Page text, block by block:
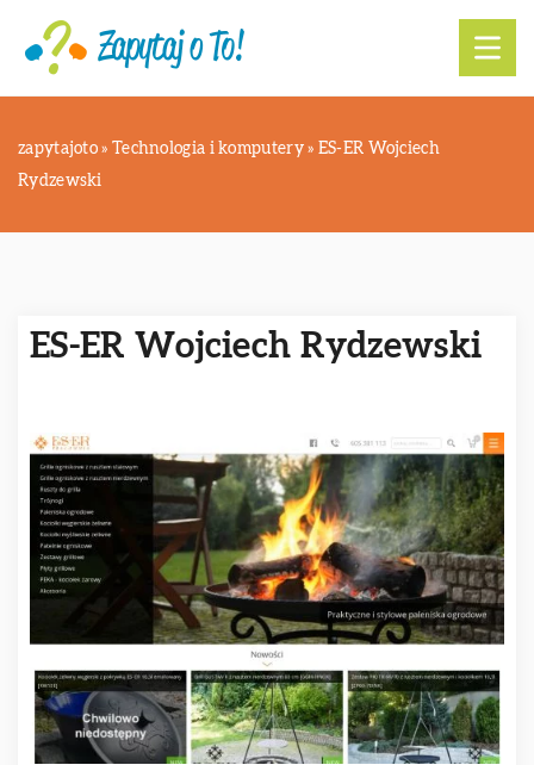
zapytajoto » Technologia i komputery» ES-ER Wojciech
Rydzewski
ES-ER Wojciech Rydzewski